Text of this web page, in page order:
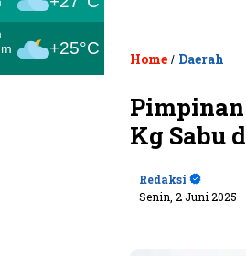
+25°C
Home / Daerah
Kg Sabu
Redaksi
Senin, 2 Juni 2025